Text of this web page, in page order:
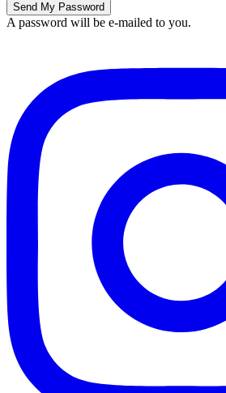
A password will be e-mailed to you.